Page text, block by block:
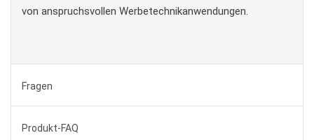
von anspruchsvollen Werbetechnikanwendungen.
Fragen
Produkt-FAQ